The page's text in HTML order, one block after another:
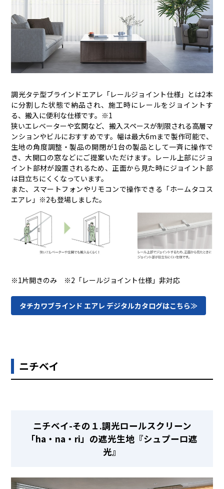
調光タテ型ブラインドエアレ「レールジョイント仕様」とは2本
に分割した状態で納品され、施工時にレールをジョイントす
る、搬入に便利な仕様です。※1
狭いエレベーターや玄関など、搬入スペースが制限される高層マ
ンションやビルにおすすめです。幅は最大6mまで製作可能で、
生地の角度調整・製品の開閉が1台の製品として一斉に操作で
き、大開口の窓などにご提案いただけます。レール上部にジョ
イント部材が設置されるため、正面から見た時にジョイント部
は目立ちにくくなっています。
また、スマートフォンやリモコンで操作できる「ホームタコス
エアレ」※2も登場しました。
※1片開きのみ ※2「レールジョイント仕様」非対応
タチカワブラインド エアレ デジタルカタログはこちら≫
ニチベイ
ニチベイ-その１.調光ロールスクリーン
「ha・na・ri」の遮光生地『シュプーロ遮
光』